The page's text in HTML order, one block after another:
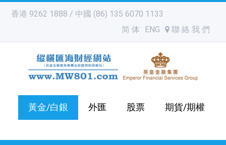
香港 9262 1888 / 中國 (86) 135 6070 1133
简 体
ENG 聯 絡 我 們
黃金/白銀 外匯 股票 期貨/期權